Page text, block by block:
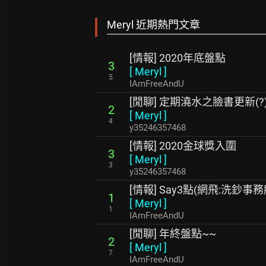
Meryl 近期熱門文章
3
5
[情報] 2020年底盤點
[ Meryl ]
IAmFreeAndU
2
4
[閒聊] 定期澆水之臉書更新
[ Meryl ]
y35246357468
3
3
[情報] 2020金球獎入圍
[ Meryl ]
y35246357468
1
1
[情報] Say3點(網飛:洗鈔事
[ Meryl ]
IAmFreeAndU
2
7
[閒聊] 年終盤點~~
[ Meryl ]
IAmFreeAndU